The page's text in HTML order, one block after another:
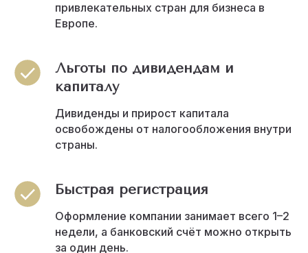
привлекательных стран для бизнеса в
Европе.
Льготы по дивидендам и
капиталу
Дивиденды и прирост капитала
освобождены от налогообложения внутри
страны.
Быстрая регистрация
Оформление компании занимает всего 1–2
недели, а банковский счёт можно открыть
за один день.